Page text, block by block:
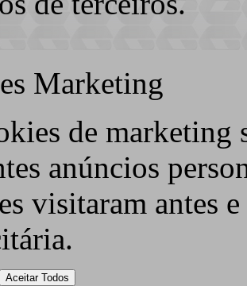
Marketing
de marketing
anúncios
visitaram antes
Aceitar Todos